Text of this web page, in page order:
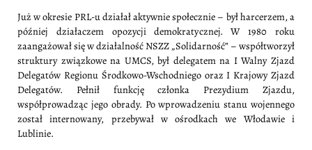
Już w okresie PRL-u działał aktywnie społecznie – był harcerzem, a
później działaczem opozycji demokratycznej. W 1980 roku
zaangażował się w działalność NSZZ „Solidarność” – współtworzył
struktury związkowe na UMCS, był delegatem na I Walny Zjazd
Delegatów Regionu Środkowo-Wschodniego oraz I Krajowy Zjazd
Delegatów. Pełnił funkcję członka Prezydium Zjazdu,
współprowadząc jego obrady. Po wprowadzeniu stanu wojennego
został internowany, przebywał w ośrodkach we Włodawie i
Lublinie.